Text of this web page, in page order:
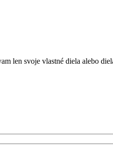
len svoje vlastné diela alebo